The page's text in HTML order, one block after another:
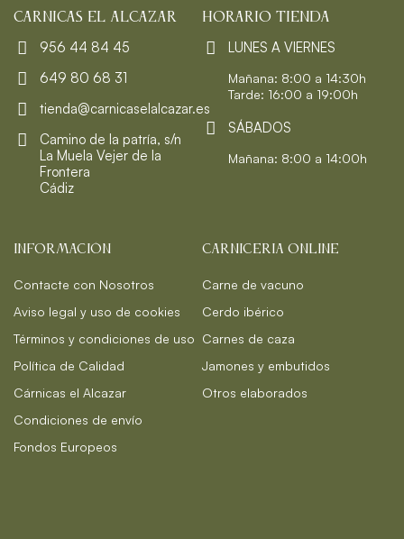
CARNICAS EL ALCAZAR
956 44 84 45
649 80 68 31
tienda@carnicaselalcazar.es
Camino de la patría, s/n
La Muela Vejer de la
Frontera
Cádiz
HORARIO TIENDA
LUNES A VIERNES
Mañana: 8:00 a 14:30h
Tarde: 16:00 a 19:00h
SÁBADOS
Mañana: 8:00 a 14:00h
INFORMACIÓN
Contacte con Nosotros
Aviso legal y uso de cookies
Términos y condiciones de uso
Política de Calidad
Cárnicas el Alcazar
Condiciones de envío
Fondos Europeos
CARNICERIA ONLINE
Carne de vacuno
Cerdo ibérico
Carnes de caza
Jamones y embutidos
Otros elaborados